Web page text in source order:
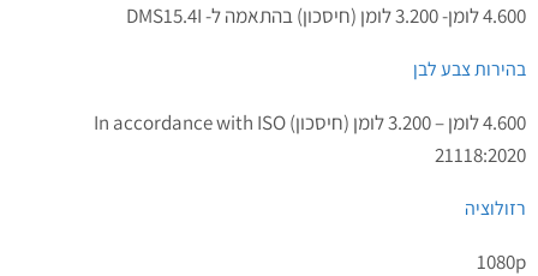
4.600 לומן- 3.200 לומן (חיסכון) בהתאמה ל- DMS15.4I
בהירות צבע לבן
4.600 לומן – 3.200 לומן (חיסכון) In accordance with ISO
21118:2020
רזולוציה
‎1080p